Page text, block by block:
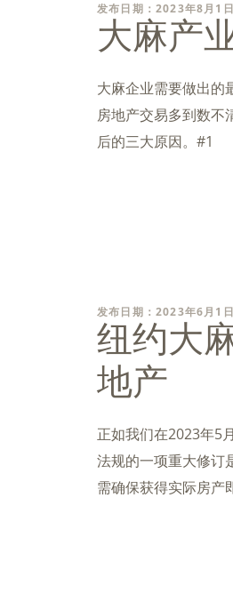
发布日期：2023年8月1日
大麻产
大麻企业需要做出的
房地产交易多到数不
后的三大原因。#1
发布日期：2023年6月1日
纽约大
地产
正如我们在2023年5
法规的一项重大修订
需确保获得实际房产